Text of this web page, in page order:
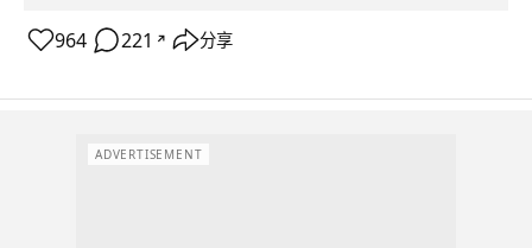
964 221 ↗ 分享
ADVERTISEMENT